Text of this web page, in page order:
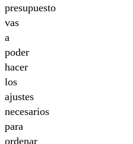
presupuesto
vas
a
poder
hacer
los
ajustes
necesarios
para
ordenar